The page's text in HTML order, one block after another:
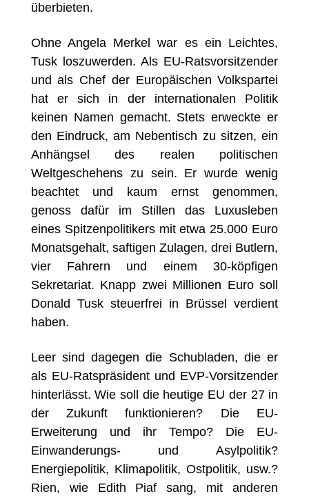
überbieten.
Ohne Angela Merkel war es ein Leichtes,
Tusk loszuwerden. Als EU-Ratsvorsitzender
und als Chef der Europäischen Volkspartei
hat er sich in der internationalen Politik
keinen Namen gemacht. Stets erweckte er
den Eindruck, am Nebentisch zu sitzen, ein
Anhängsel des realen politischen
Weltgeschehens zu sein. Er wurde wenig
beachtet und kaum ernst genommen,
genoss dafür im Stillen das Luxusleben
eines Spitzenpolitikers mit etwa 25.000 Euro
Monatsgehalt, saftigen Zulagen, drei Butlern,
vier Fahrern und einem 30-köpfigen
Sekretariat. Knapp zwei Millionen Euro soll
Donald Tusk steuerfrei in Brüssel verdient
haben.
Leer sind dagegen die Schubladen, die er
als EU-Ratspräsident und EVP-Vorsitzender
hinterlässt. Wie soll die heutige EU der 27 in
der Zukunft funktionieren? Die EU-
Erweiterung und ihr Tempo? Die EU-
Einwanderungs- und Asylpolitik?
Energiepolitik, Klimapolitik, Ostpolitik, usw.?
Rien, wie Edith Piaf sang, mit anderen